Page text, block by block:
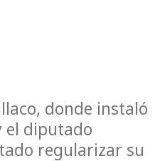
donde instaló
el diputado
regularizar su